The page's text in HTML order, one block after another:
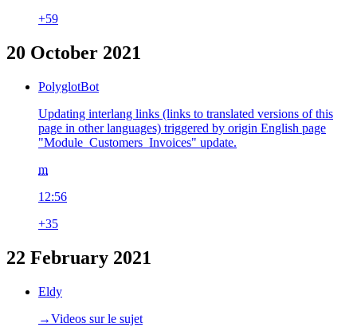
+59
20 October 2021
PolyglotBot
Updating interlang links (links to translated versions of this
page in other languages) triggered by origin English page
"Module_Customers_Invoices" update.
m
12:56
+35
22 February 2021
Eldy
→‎Videos sur le sujet